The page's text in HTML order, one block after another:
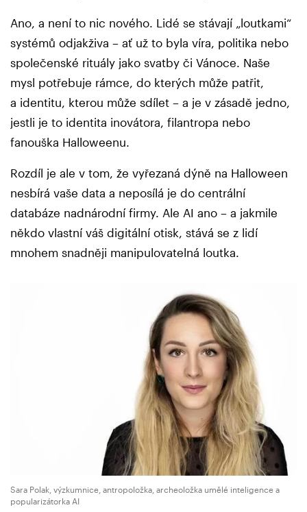
Ano, a není to nic nového. Lidé se stávají „loutkami“
systémů odjakživa – ať už to byla víra, politika nebo
společenské rituály jako svatby či Vánoce. Naše
mysl potřebuje rámce, do kterých může patřit,
a identitu, kterou může sdílet – a je v zásadě jedno,
jestli je to identita inovátora, filantropa nebo
fanouška Halloweenu.
Rozdíl je ale v tom, že vyřezaná dýně na Halloween
nesbírá vaše data a neposílá je do centrální
databáze nadnárodní firmy. Ale AI ano – a jakmile
někdo vlastní váš digitální otisk, stává se z lidí
mnohem snadněji manipulovatelná loutka.
Sara Polak, výzkumnice, antropoložka, archeoložka umělé inteligence a
popularizátorka AI